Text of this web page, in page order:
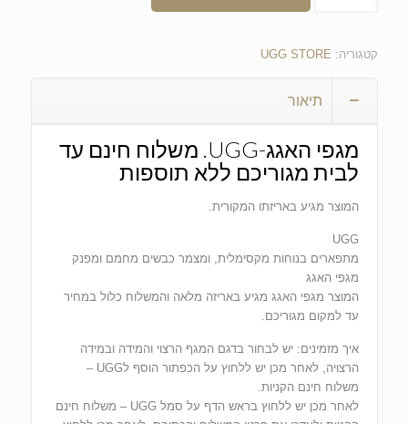
קטגוריה: UGG STORE
תיאור
מגפי האגג-UGG. משלוח חינם עד
לבית מגוריכם ללא תוספות
המוצר מגיע באריזתו המקורית.
UGG
מתפארים בנוחות מקסימלית, ומצמר כבשים מחמם ומפנק
מגפי האגג
המוצר מגפי האגג מגיע באריזה מלאה והמשלוח כלול במחיר
עד למקום מגוריכם.
איך מזמינים: יש לבחור בדגם המגף הרצוי והמידה ובמידה
הרצויה, לאחר מכן יש ללחוץ על הכפתור הוסף לUGG –
משלוח חינם הקניות.
לאחר מכן יש ללחוץ בראש הדף על סמל UGG – משלוח חינם